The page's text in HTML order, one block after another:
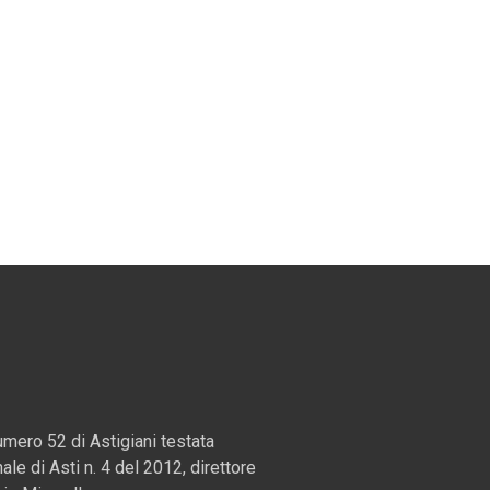
52 di Astigiani testata
di Asti n. 4 del 2012, direttore